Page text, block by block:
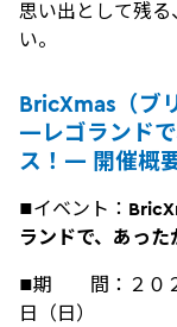
思い出として残
い。
BricXmas （ブ
―レゴランド
ス！― 開催概
■イベント：
ランドで、あっ
■期 間：２０２
日（日）